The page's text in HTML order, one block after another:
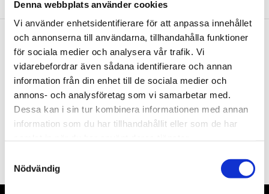
Denna webbplats använder cookies
Vi använder enhetsidentifierare för att anpassa innehållet
och annonserna till användarna, tillhandahålla funktioner
för sociala medier och analysera vår trafik. Vi
vidarebefordrar även sådana identifierare och annan
information från din enhet till de sociala medier och
annons- och analysföretag som vi samarbetar med.
Dessa kan i sin tur kombinera informationen med annan
information som du har tillhandahållit eller som de har
Nödvändig
Nyhetsbrev
PRENUMERERA